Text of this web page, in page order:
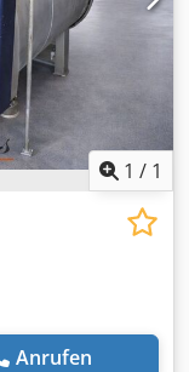
1 / 1
Anrufen